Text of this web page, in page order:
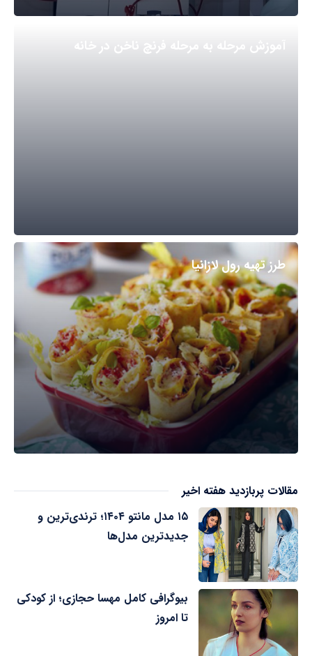
آموزش مرحله به مرحله فرنچ ناخن در خانه
طرز تهیه رول لازانیا
مقالات پربازدید هفته اخیر
۱۵ مدل مانتو ۱۴۰۴؛ ترندی‌ترین و
جدیدترین مدل‌ها
بیوگرافی کامل مهسا حجازی؛ از کودکی
تا امروز